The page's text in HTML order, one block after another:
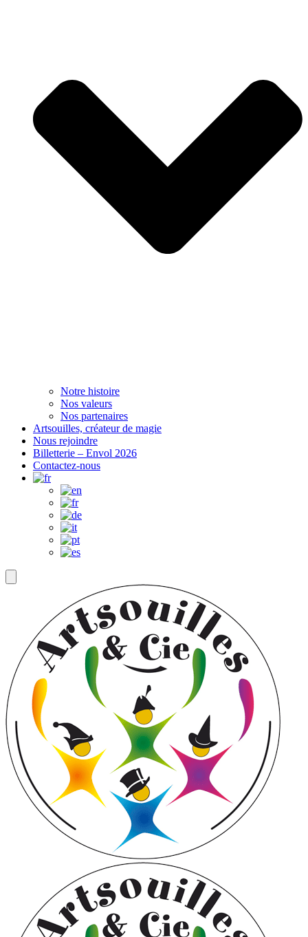
Notre histoire
Nos valeurs
Nos partenaires
Artsouilles, créateur de magie
Nous rejoindre
Billetterie – Envol 2026
Contactez-nous